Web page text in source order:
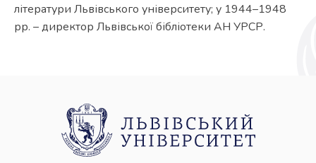
літератури Львівського університету; у 1944–1948
рр. – директор Львівської бібліотеки АН УРСР.